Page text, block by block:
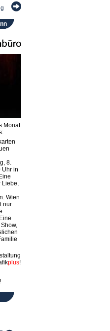
Monat
8.
Uhr in
Liebe,
Wien
nur
plus!
!